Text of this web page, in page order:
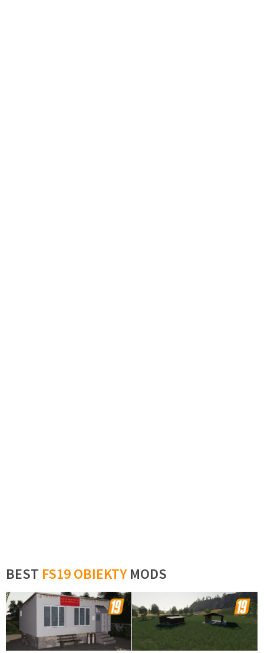
BEST FS19 OBIEKTYMODS